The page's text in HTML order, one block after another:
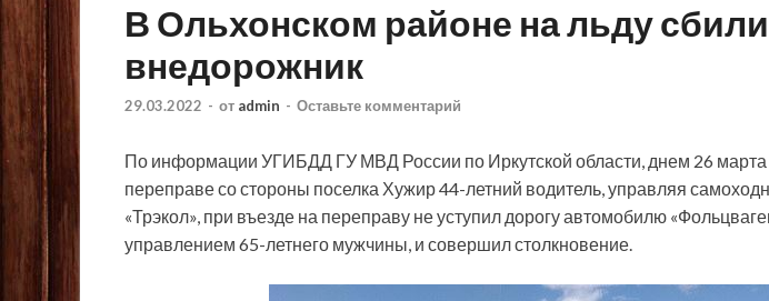
В Ольхонском районе на льду сбили
внедорожник
29.03.2022 - от admin - Оставьте комментарий
По информации УГИБДД ГУ МВД России по Иркутской области, днем 26 марта
переправе со стороны поселка Хужир 44-летний водитель, управляя
«Трэкол», при въезде на переправу не уступил дорогу автомобилю
управлением 65-летнего мужчины, и совершил столкновение.